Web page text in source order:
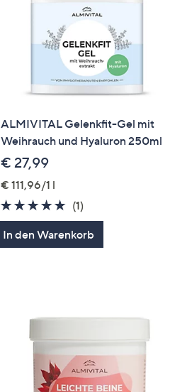
ALMIVITAL Gelenkfit-Gel mit
Weihrauch und Hyaluron 250ml
€ 27,99
€ 111,96/1 l
5.0
von
5
(1)1
Bewertungen
In den Warenkorb